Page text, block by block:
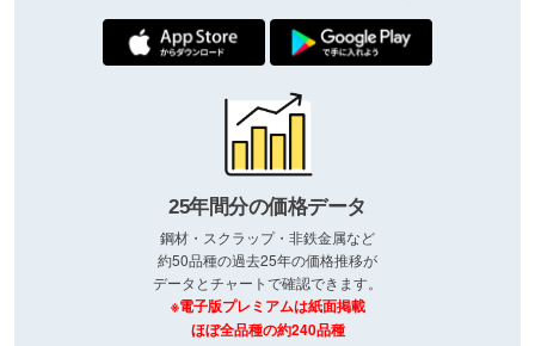
25年間分の価格データ
鋼材・スクラップ・非鉄金属など
約50品種の過去25年の価格推移が
データとチャートで確認できます。
※電子版プレミアムは紙面掲載
ほぼ全品種の約240品種